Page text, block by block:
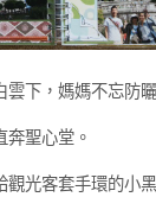
下，媽媽不忘防曬
聖心堂。
光客套手環的小